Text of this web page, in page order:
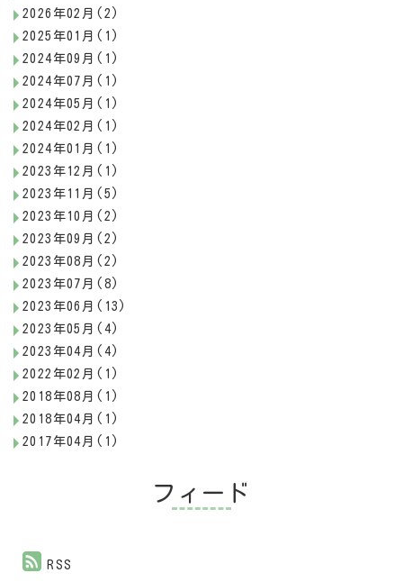
2026年02月(2)
2025年01月(1)
2024年09月(1)
2024年07月(1)
2024年05月(1)
2024年02月(1)
2024年01月(1)
2023年12月(1)
2023年11月(5)
2023年10月(2)
2023年09月(2)
2023年08月(2)
2023年07月(8)
2023年06月(13)
2023年05月(4)
2023年04月(4)
2022年02月(1)
2018年08月(1)
2018年04月(1)
2017年04月(1)
フィード
RSS